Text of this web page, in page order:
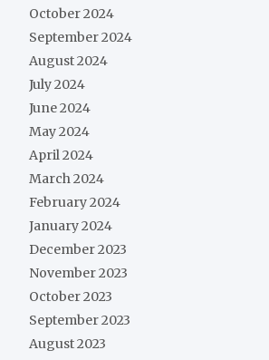
October 2024
September 2024
August 2024
July 2024
June 2024
May 2024
April 2024
March 2024
February 2024
January 2024
December 2023
November 2023
October 2023
September 2023
August 2023